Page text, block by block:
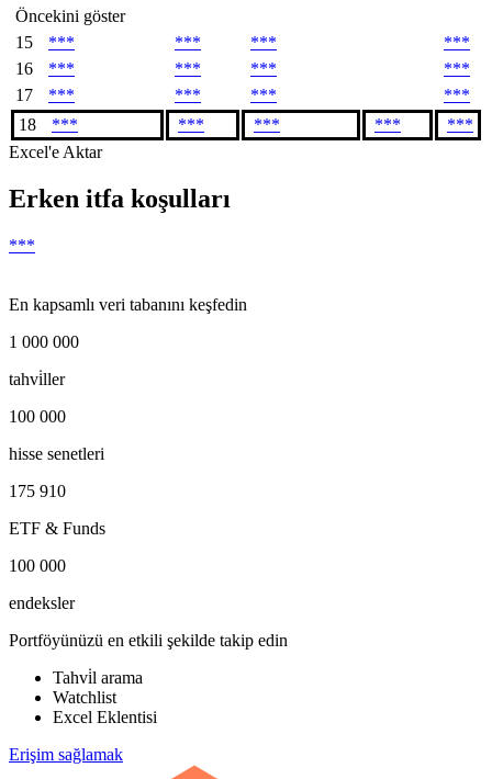
Öncekini göster
15
*** *** ***
***
16
*** *** ***
***
17
*** *** ***
***
18
*** *** *** ***
***
Excel'e Aktar
Erken itfa koşulları
***
En kapsamlı veri tabanını keşfedin
1 000 000
tahvi̇ller
100 000
hisse senetleri
175 910
ETF & Funds
100 000
endeksler
Portföyünüzü en etkili şekilde takip edin
Tahvi̇l arama
Watchlist
Excel Eklentisi
Erişim sağlamak